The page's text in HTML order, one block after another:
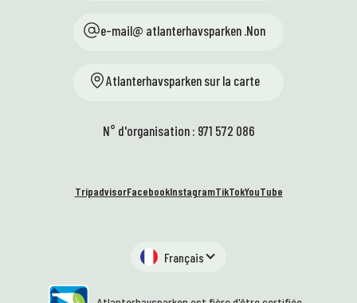
e-mail@ atlanterhavsparken .Non
Atlanterhavsparken sur la carte
N° d'organisation : 971 572 086
TripadvisorFacebookInstagramTikTokYouTube
Français